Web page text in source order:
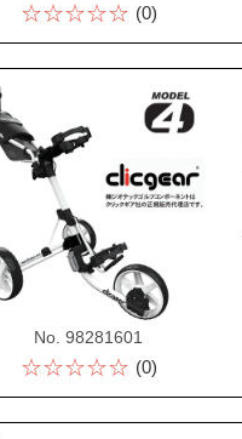
☆☆☆☆☆ (0)
No. 98281601
☆☆☆☆☆ (0)